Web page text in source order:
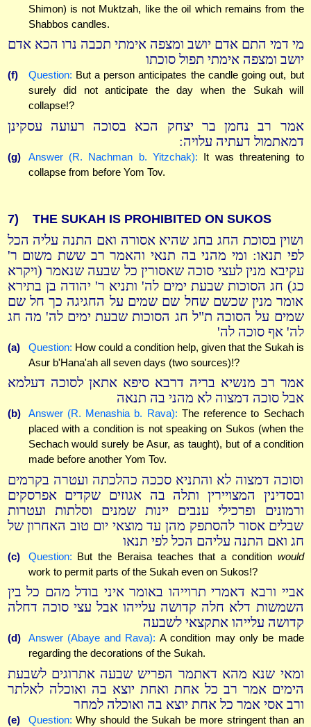
Shimon) is not Muktzah, like the oil which remains from the
Shabbos candles.
מי דמי התם אדם יושב ומצפה אימתי תכבה נרו הכא אדם
יושב ומצפה אימתי תפול סוכתו
(f) Question: But a person anticipates the candle going out, but
surely did not anticipate the day when the Sukah will
collapse!?
אמר רב נחמן בר יצחק הכא בסוכה רעועה עסקינן
דמאתמול דעתיה עלויה:
(g) Answer (R. Nachman b. Yitzchak): It was threatening to
collapse from before Yom Tov.
7) THE SUKAH IS PROHIBITED ON SUKOS
ושוין בסוכת החג בחג שהיא אסורה ואם התנה עליה הכל
לפי תנאו: ומי מהני בה תנאי והאמר רב ששת משום ר'
עקיבא מנין לעצי סוכה שאסורין כל שבעה שנאמר (ויקרא
כג) חג הסוכות שבעת ימים לה' ותניא ר' יהודה בן בתירא
אומר מנין שכשם שחל שם שמים על החגיגה כך חל שם
שמים על הסוכה ת"ל חג הסוכות שבעת ימים לה' מה חג
לה' אף סוכה לה'
(a) Question: How could a condition help, given that the Sukah is
Asur b'Hana'ah all seven days (two sources)!?
אמר רב מנשיא בריה דרבא סיפא אתאן לסוכה דעלמא
אבל סוכה דמצוה לא מהני בה תנאה
(b) Answer (R. Menashia b. Rava): The reference to Sechach
placed with a condition is not speaking on Sukos (when the
Sechach would surely be Asur, as taught), but of a condition
made before another Yom Tov.
וסוכה דמצוה לא והתניא סככה כהלכתה ועטרה בקרמים
ובסדינין המצויירין ותלה בה אגוזים שקדים אפרסקים
ורמונים ופרכילי ענבים יינות שמנים וסלתות ועטרות
שבלים אסור להסתפק מהן עד מוצאי יום טוב האחרון של
חג ואם התנה עליהם הכל לפי תנאו
(c) Question: But the Beraisa teaches that a condition would
work to permit parts of the Sukah even on Sukos!?
אביי ורבא דאמרי תרוייהו באומר איני בודל מהם כל בין
השמשות דלא חלה קדושה עלייהו אבל עצי סוכה דחלה
קדושה עלייהו אתקצאי לשבעה
(d) Answer (Abaye and Rava): A condition may only be made
regarding the decorations of the Sukah.
ומאי שנא מהא דאתמר הפריש שבעה אתרוגים לשבעת
הימים אמר רב כל אחת ואחת יוצא בה ואוכלה לאלתר
ורב אסי אמר כל אחת יוצא בה ואוכלה למחר
(e) Question: Why should the Sukah be more stringent than an